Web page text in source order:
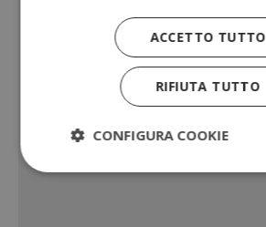
ACCETTO TUTTO
RIFIUTA TUTTO
CONFIGURA COOKIE